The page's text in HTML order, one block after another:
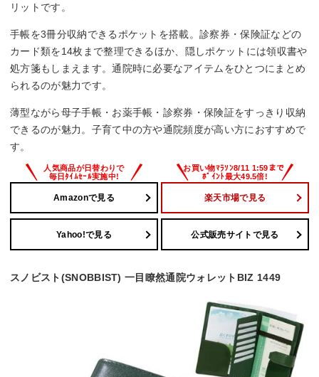
リットです。
手帳を3冊分収納できるポケットを搭載。診察券・保険証などの
カード類を14枚まで整理できるほか、隠しポケットには領収書や
処方箋もしまえます。通院時に必要なアイテムをひとつにまとめ
られるのが魅力です。
薄型ながら母子手帳・お薬手帳・診察券・保険証をすっきり収納
できるのが魅力。子育て中の方や通院頻度が高い方におすすめで
す。
Amazonで見る 楽天市場で見る
Yahoo!で見る 公式販売サイトで見る
スノビスト(SNOBBIST) 一目瞭然通院ウォレットBIZ 1449